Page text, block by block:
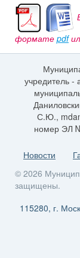
формате pdf
учредитель -
С.Ю.,
номер ЭЛ
Новости
© 2026
защищены.
115280, г.